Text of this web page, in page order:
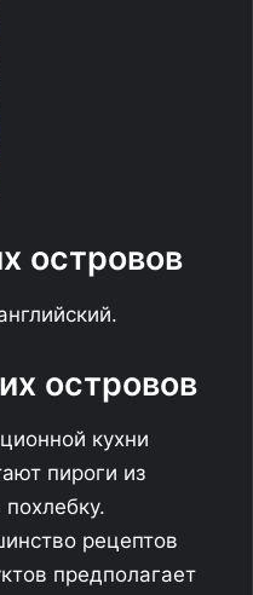
островов
островов
кухни
пироги из
рецептов
предполагает